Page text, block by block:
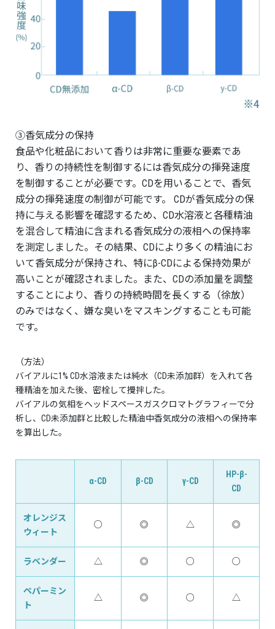
③香気成分の保持
食品や化粧品において香りは非常に重要な要素であ
り、香りの持続性を制御するには香気成分の揮発速度
を制御することが必要です。CDを用いることで、香気
成分の揮発速度の制御が可能です。 CDが香気成分の保
持に与える影響を確認するため、CD水溶液と各種精油
を混合して精油に含まれる香気成分の液相への保持率
を測定しました。その結果、CDにより多くの精油にお
いて香気成分が保持され、特にβ-CDによる保持効果が
高いことが確認されました。また、CDの添加量を調整
することにより、香りの持続時間を長くする（徐放）
のみではなく、嫌な臭いをマスキングすることも可能
です。
（方法）
バイアルに1% CD水溶液または純水（CD未添加群）を入れて各
種精油を加えた後、密栓して攪拌した。
バイアルの気相をヘッドスペースガスクロマトグラフィーで分
析し、CD未添加群と比較した精油中香気成分の液相への保持率
を算出した。
α-CD β-CD γ-CD
HP-β-
CD
オレンジス
ウィート
○ ◎ △ ◎
ラベンダー △ ◎ ○ ○
ペパーミン
ト
△ ◎ ○ △